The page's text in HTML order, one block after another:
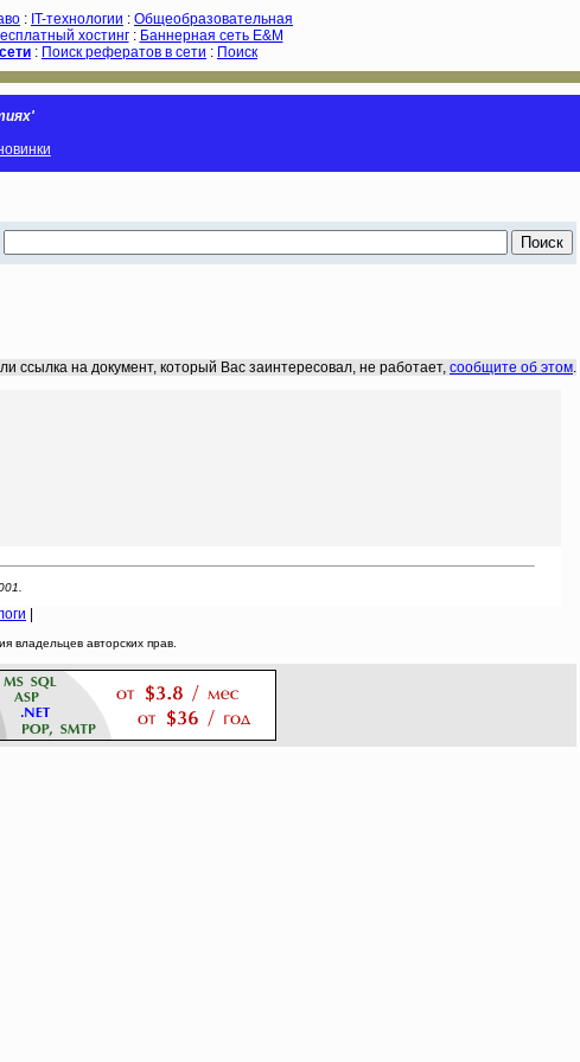
: IT-технологии : Общеобразовательная
хостинг: Баннерная сеть E&M
: Поиск рефератов в сети : Поиск
ссылка на документ, который Вас заинтересовал, не работает, сообщите об этом.
владельцев авторских прав.